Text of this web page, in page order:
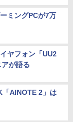
ミングPCが7万
ヤフォン「UU2
が語る
AINOTE 2」は